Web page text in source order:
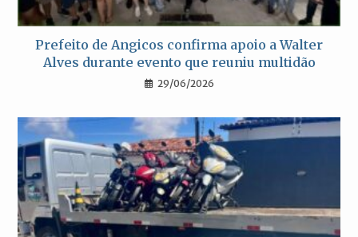
Prefeito de Angicos confirma apoio a Walter
Alves durante evento que reuniu multidão
29/06/2026